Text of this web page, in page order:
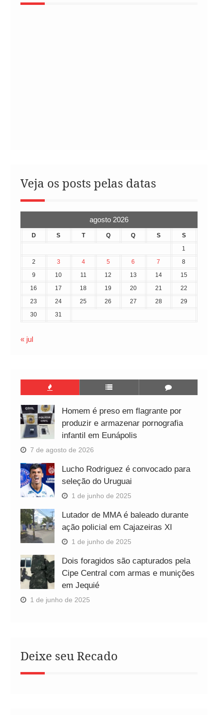
Veja os posts pelas datas
agosto 2026
D S T Q Q S
S
1
2
3 4 5 6 7
8
9
10 11 12 13 14
15
16
17 18 19 20 21
22
23
24 25 26 27 28
29
30
31
« jul
Homem é preso em flagrante por
produzir e armazenar pornografia
infantil em Eunápolis
7 de agosto de 2026
Lucho Rodriguez é convocado para
seleção do Uruguai
1 de junho de 2025
Lutador de MMA é baleado durante
ação policial em Cajazeiras XI
1 de junho de 2025
Dois foragidos são capturados pela
Cipe Central com armas e munições
em Jequié
1 de junho de 2025
Deixe seu Recado